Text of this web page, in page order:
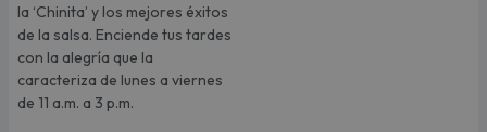
la ‘Chinita’ y los mejores éxitos
de la salsa. Enciende tus tardes
con la alegría que la
caracteriza de lunes a viernes
de 11 a.m. a 3 p.m.